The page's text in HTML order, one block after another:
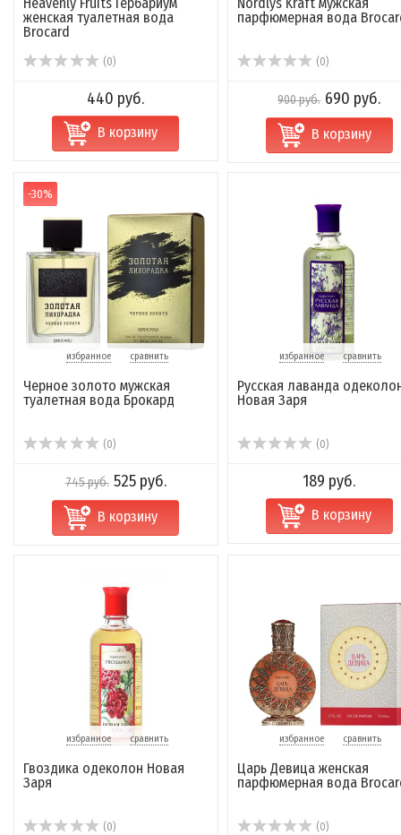
женская туалетная вода
Brocard
(0)
440 руб.
В корзину
парфюмерная вода
(0)
900 руб. 690 руб.
В корзину
-30%
избранное сравнить
Черное золото мужская
туалетная вода Брокард
(0)
745 руб. 525 руб.
В корзину
избранное сравнить
Русская лаванда
Новая Заря
(0)
189 руб.
В корзину
избранное сравнить
Гвоздика одеколон Новая
Заря
(0)
избранное сравнить
Царь Девица женская
парфюмерная вода
(0)